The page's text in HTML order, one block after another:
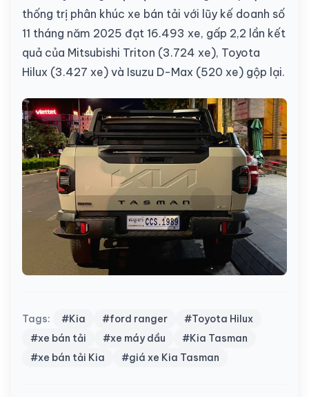
thống trị phân khúc xe bán tải với lũy kế doanh số
11 tháng năm 2025 đạt 16.493 xe, gấp 2,2 lần kết
quả của Mitsubishi Triton (3.724 xe), Toyota
Hilux (3.427 xe) và Isuzu D-Max (520 xe) gộp lại.
Tags: #Kia #ford ranger
#Toyota Hilux
#xe bán tải
#xe máy dầu
#Kia Tasman
#xe bán tải Kia
#giá xe Kia Tasman